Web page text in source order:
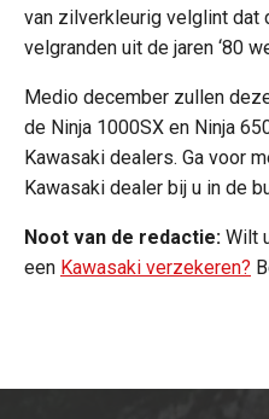
van zilverkleurig velglint dat
velgranden uit de jaren ‘80
Medio december zullen
de Ninja 1000SX en Ninja
Kawasaki dealers. Ga voor
Kawasaki dealer bij u in de
Noot van de redactie: Wilt
een Kawasaki verzekeren?